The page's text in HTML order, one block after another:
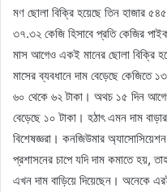
মণ ছোলা বিক্রি হয়েছে তিন হাজার
৩৭.৩২ কেজি হিসাবে প্রতি কেজির
মাস আগেও একই মানের ছোলা বিক্রি
মাসের ব্যবধানে দাম বেড়েছে
৬০ থেকে ৬২ টাকা। অথচ ১৫ দিন
বেড়েছে ১০ টাকা। হঠাৎ এমন দাম
বিশেষজ্ঞরা। কনজিউমার
প্রশাসনের চাপে যদি দাম কমাতে হয়,
এখন দাম বাড়িয়ে দিয়েছেন। অনেকে